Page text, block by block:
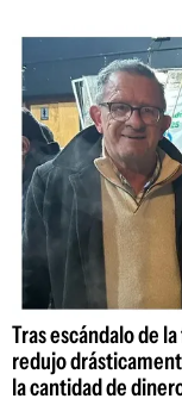
Tras escándalo de
redujo
la cantidad de